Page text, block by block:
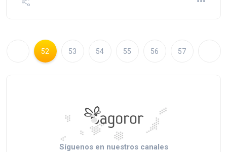
52 53 54 55 56 57
Síguenos en nuestros canales